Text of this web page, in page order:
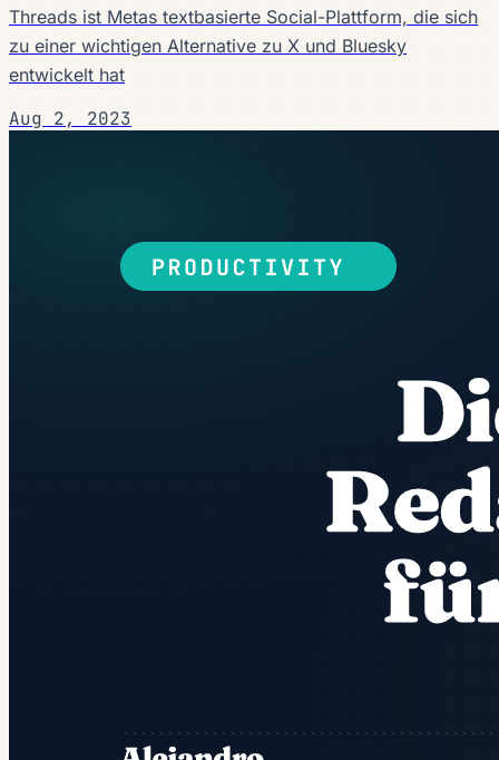
Threads ist Metas textbasierte Social-Plattform, die sich
zu einer wichtigen Alternative zu X und Bluesky
entwickelt hat
Aug 2, 2023